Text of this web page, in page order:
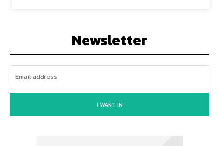
Newsletter
I WANT IN